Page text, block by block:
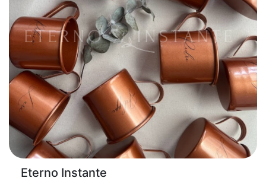
Eterno Instante